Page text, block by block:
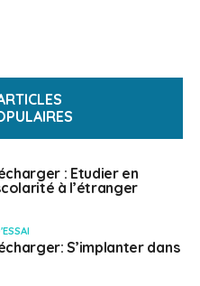
: Etudier en
à l’étranger
S’implanter dans